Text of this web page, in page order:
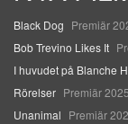
Black Dog Premiär
Bob Trevino Likes It
I huvudet på Blanche
Rörelser Premiär
Unanimal Premiär